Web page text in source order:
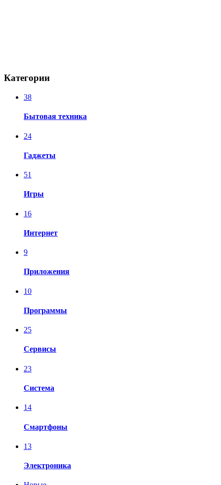
Категории
38
Бытовая техника
24
Гаджеты
51
Игры
16
Интернет
9
Приложения
10
Программы
25
Сервисы
23
Система
14
Смартфоны
13
Электроника